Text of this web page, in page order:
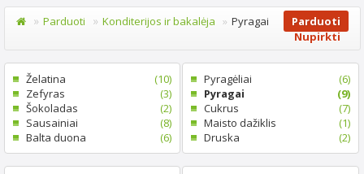
Parduoti Konditerijos ir bakalėja Pyragai
Parduoti
Nupirkti
Želatina
(10)
Zefyras
(3)
Šokoladas
(2)
Sausainiai
(8)
Balta duona
(6)
Pyragėliai
(6)
Pyragai
(9)
Cukrus
(7)
Maisto dažiklis
(1)
Druska
(2)